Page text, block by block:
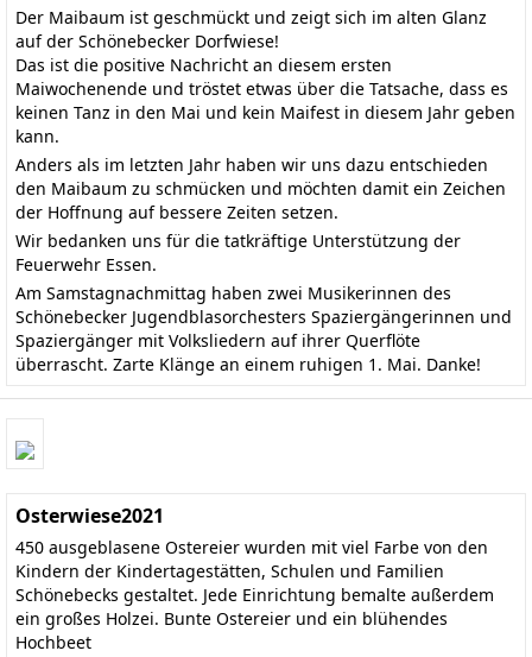
Der Maibaum ist geschmückt und zeigt sich im alten Glanz
auf der Schönebecker Dorfwiese!
Das ist die positive Nachricht an diesem ersten
Maiwochenende und tröstet etwas über die Tatsache, dass es
keinen Tanz in den Mai und kein Maifest in diesem Jahr geben
kann.
Anders als im letzten Jahr haben wir uns dazu entschieden
den Maibaum zu schmücken und möchten damit ein Zeichen
der Hoffnung auf bessere Zeiten setzen.
Wir bedanken uns für die tatkräftige Unterstützung der
Feuerwehr Essen.
Am Samstagnachmittag haben zwei Musikerinnen des
Schönebecker Jugendblasorchesters Spaziergängerinnen und
Spaziergänger mit Volksliedern auf ihrer Querflöte
überrascht. Zarte Klänge an einem ruhigen 1. Mai. Danke!
Osterwiese2021
450 ausgeblasene Ostereier wurden mit viel Farbe von den
Kindern der Kindertagestätten, Schulen und Familien
Schönebecks gestaltet. Jede Einrichtung bemalte außerdem
ein großes Holzei. Bunte Ostereier und ein blühendes
Hochbeet